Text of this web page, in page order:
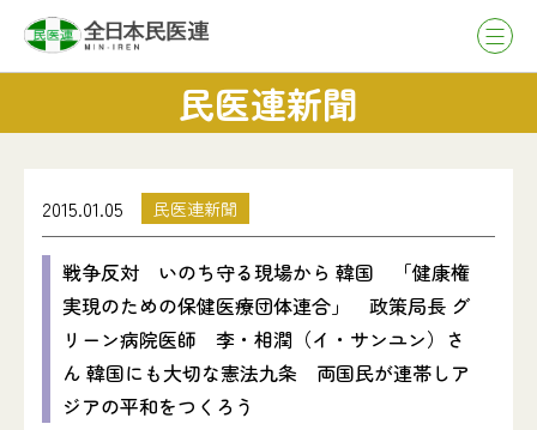
民医連新聞
2015.01.05 民医連新聞
戦争反対 いのち守る現場から 韓国 「健康権
実現のための保健医療団体連合」 政策局長 グ
リーン病院医師 李・相潤（イ・サンユン）さ
ん 韓国にも大切な憲法九条 両国民が連帯しア
ジアの平和をつくろう